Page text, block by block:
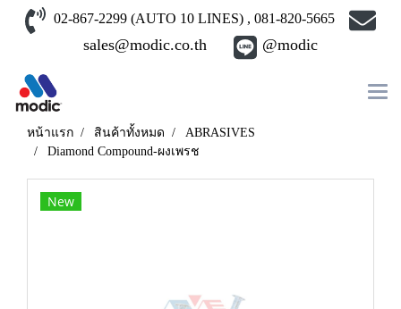
02-867-2299 (AUTO 10 LINES) , 081-820-5665
sales@modic.co.th @modic
หน้าแรก สินค้าทั้งหมด
ABRASIVES
Diamond Compound-ผงเพรช
New